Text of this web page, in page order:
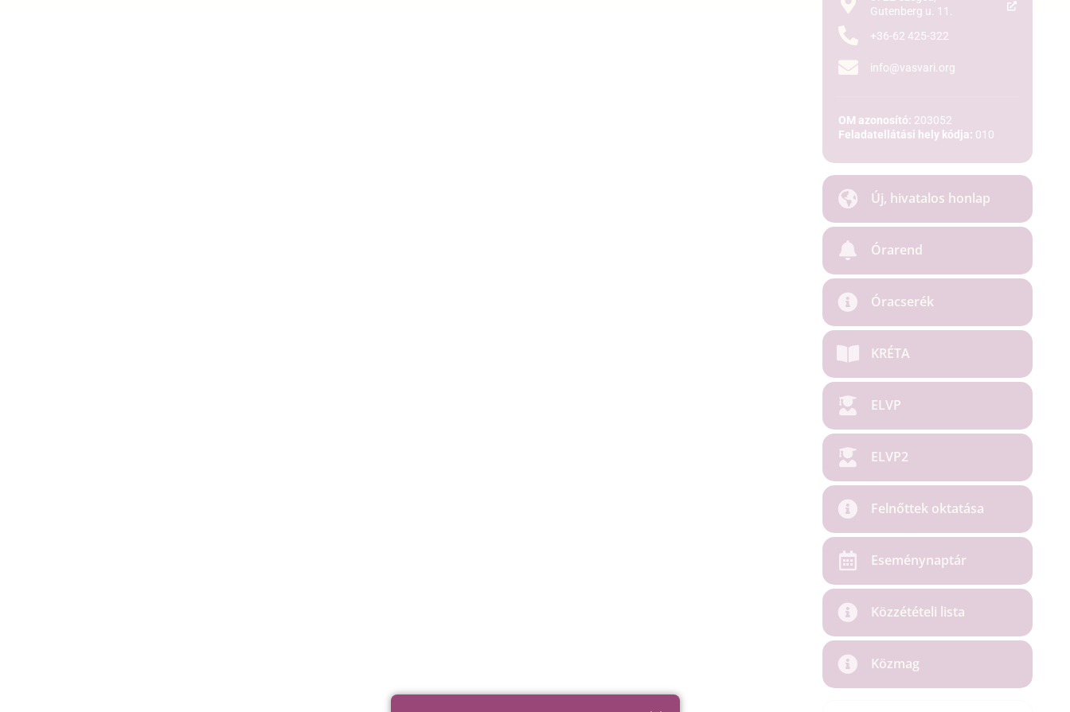
Gutenberg u. 11.
+36-62 425-322
info@vasvari.org
OM azonosító: 203052
Feladatellátási hely kódja: 010
Új, hivatalos honlap
Órarend
Óracserék
KRÉTA
ELVP
ELVP2
Felnőttek oktatása
Eseménynaptár
Közzétételi lista
Közmag